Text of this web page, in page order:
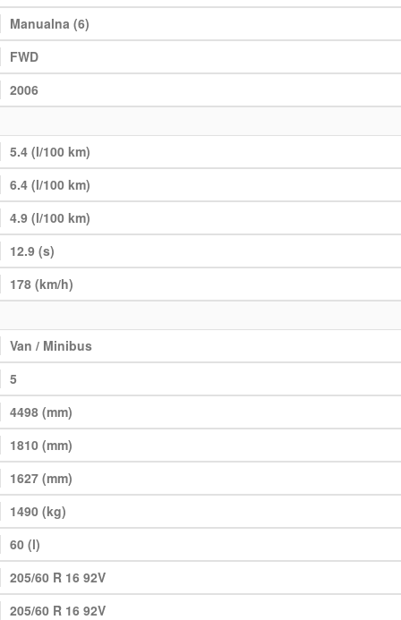
Manualna (6)
FWD
2006
5.4 (l/100 km)
6.4 (l/100 km)
4.9 (l/100 km)
12.9 (s)
178 (km/h)
Van / Minibus
5
4498 (mm)
1810 (mm)
1627 (mm)
1490 (kg)
60 (l)
205/60 R 16 92V
205/60 R 16 92V